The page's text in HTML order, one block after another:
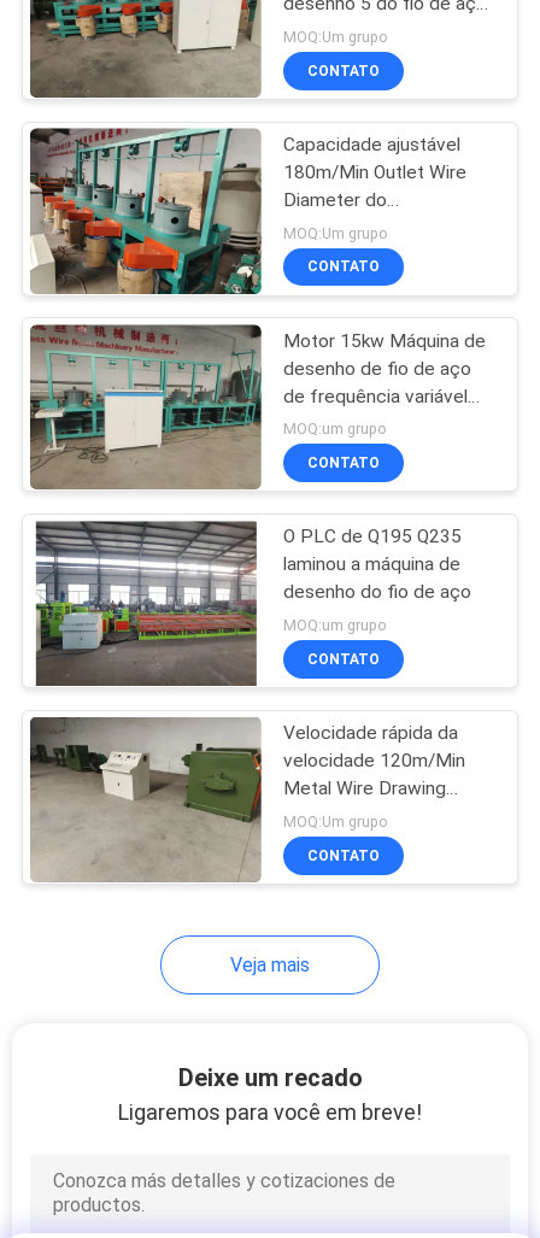
Construção Mesh
Welding Machine
Máquina de
soldadura da malha
do rolo
máquina soldada da
rede de arame
máquina de solda
de aço da raspagem
farpado da lâmina
do motor 15kw 6.5mm
MOQ:Um grupo
CONTATO
Capacidade ajustável
180m/Min Outlet Wire
Diameter do
equipamento de
desenho do fio da
velocidade 2.8mm
MOQ:Um grupo
CONTATO
Motor 15kw Máquina de
desenho de fio de aço
de frequência variável
Tipo de poleia
MOQ:um grupo
CONTATO
O PLC de Q195 Q235
laminou a máquina de
desenho do fio de aço
MOQ:um grupo
CONTATO
Velocidade rápida da
velocidade 120m/Min
Metal Wire Drawing
Machine do motor
110kw
MOQ:Um grupo
CONTATO
Veja mais
Deixe um recado
Ligaremos para você em breve!